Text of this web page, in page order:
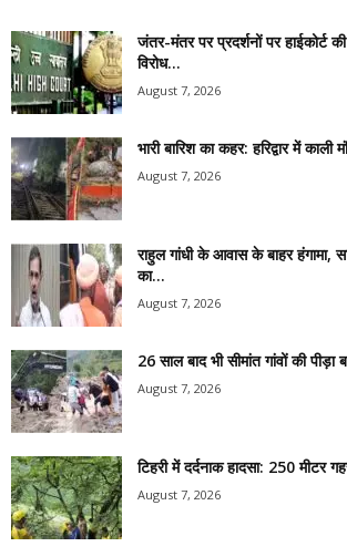
जंतर-मंतर पर प्रदर्शनों पर हाईकोर्ट
विरोध...
August 7, 2026
भारी बारिश का कहर: हरिद्वार में काली
August 7, 2026
राहुल गांधी के आवास के बाहर हंगामा,
का...
August 7, 2026
26 साल बाद भी सीमांत गांवों की पीड़ा
August 7, 2026
टिहरी में दर्दनाक हादसा: 250 मीटर
August 7, 2026